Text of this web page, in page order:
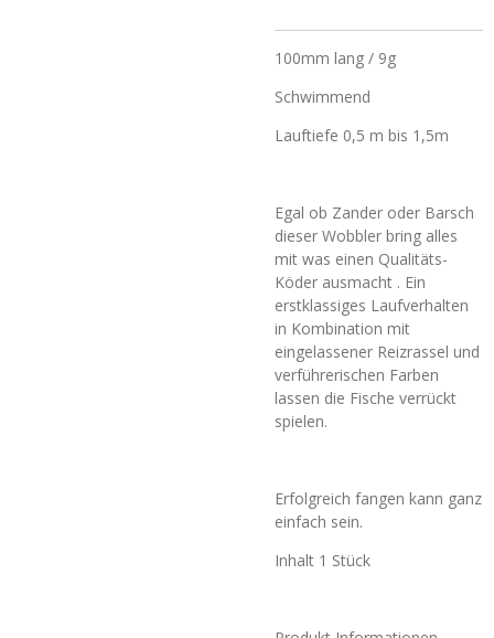
100mm lang / 9g
Schwimmend
Lauftiefe 0,5 m bis 1,5m
Egal ob Zander oder Barsch
dieser Wobbler bring alles
mit was einen Qualitäts-
Köder ausmacht . Ein
erstklassiges Laufverhalten
in Kombination mit
eingelassener Reizrassel und
verführerischen Farben
lassen die Fische verrückt
spielen.
Erfolgreich fangen kann ganz
einfach sein.
Inhalt 1 Stück